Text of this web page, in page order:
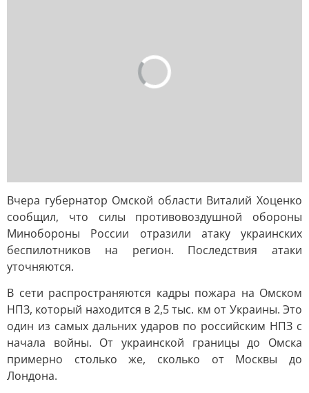
Вчера губернатор Омской области Виталий Хоценко
сообщил, что силы противовоздушной обороны
Минобороны России отразили атаку украинских
беспилотников на регион. Последствия атаки
уточняются.
В сети распространяются кадры пожара на Омском
НПЗ, который находится в 2,5 тыс. км от Украины. Это
один из самых дальних ударов по российским НПЗ с
начала войны. От украинской границы до Омска
примерно столько же, сколько от Москвы до
Лондона.